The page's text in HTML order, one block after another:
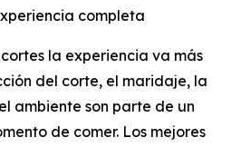
completa
la experiencia va más
del corte, el maridaje, la
ambiente son parte de un
de comer. Los mejores